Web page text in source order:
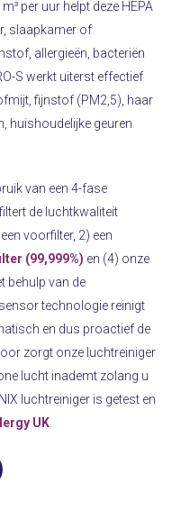
per uur helpt deze HEPA
slaapkamer of
allergieën, bacteriën
S werkt uiterst effectief
fijnstof (PM2,5), haar
huishoudelijke geuren
van een 4-fase
de luchtkwaliteit
voorfilter, 2) een
(99,999%) en (4) onze
behulp van de
technologie reinigt
en dus proactief de
zorgt onze luchtreiniger
lucht inademt zolang u
luchtreiniger is getest en
UK